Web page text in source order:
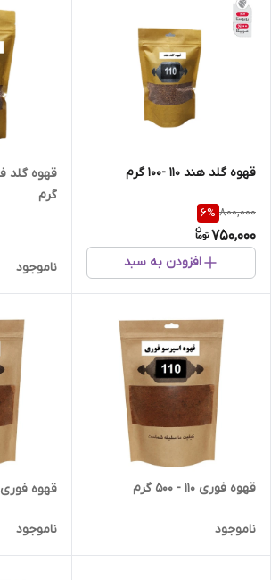
قهوه گلد هند 110 -100 گرم
800,000
6%
750,000
افزودن به سبد
گرم
ناموجود
قهوه فوری 110 - 500 گرم
ناموجود
قهوه فوری 110 - 100 گرم
ناموجود